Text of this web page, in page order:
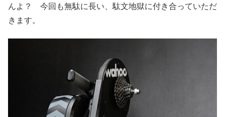
んよ？ 今回も無駄に長い、駄文地獄に付き合っていただ
きます。